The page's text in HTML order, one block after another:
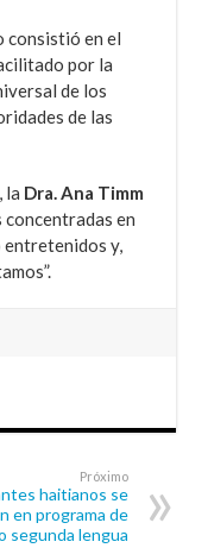
consistió en el
por la
de los
de las
la Dra. Ana Timm
en
entretenidos y,
Próximo
haitianos se
en programa de
segunda lengua